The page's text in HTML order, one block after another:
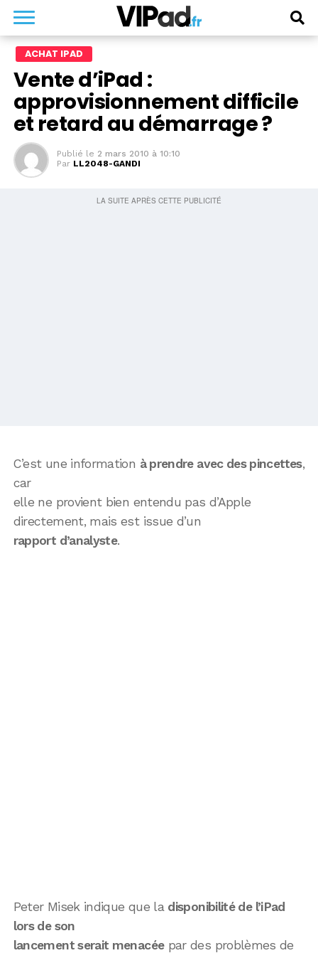
ACHAT IPAD
Vente d’iPad :
approvisionnement difficile
et retard au démarrage ?
Publié le 2 mars 2010 à 10:10
Par LL2048-GANDI
C’est une information à prendre avec des pincettes,
car
elle ne provient bien entendu pas d’Apple
directement, mais est issue d’un
rapport d’analyste.
Peter Misek indique que la disponibilité de l’iPad
lors de son
lancement serait menacéepar des problèmes de